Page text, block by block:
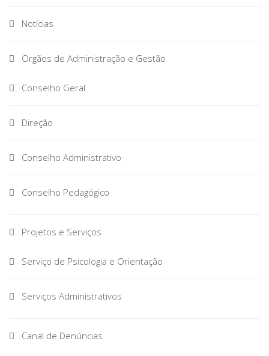
Notícias
Orgãos de Administração e Gestão
Conselho Geral
Direção
Conselho Administrativo
Conselho Pedagógico
Projetos e Serviços
Serviço de Psicologia e Orientação
Serviços Administrativos
Canal de Denúncias